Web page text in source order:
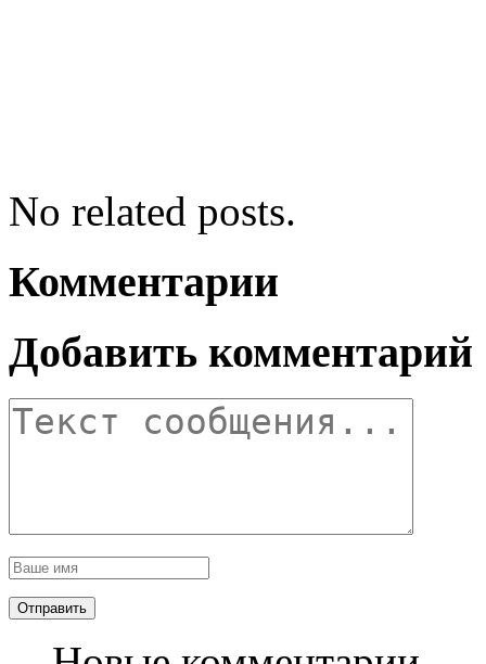
No related posts.
Комментарии
Добавить комментарий